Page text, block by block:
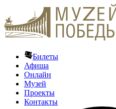
Билеты
Афиша
Онлайн
Музей
Проекты
Контакты